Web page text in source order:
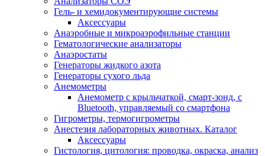
Гель- и хемидокументирующие системы
Аксессуары
Анаэробные и микроаэрофильные станции
Гематологические анализаторы
Анаэростаты
Генераторы жидкого азота
Генераторы сухого льда
Анемометры
Анемометр с крыльчаткой, смарт-зонд, с
Bluetooth, управляемый со смартфона
Гигрометры, термогигрометры
Анестезия лабораторных животных. Каталог
Аксессуары
Гистология, цитология: проводка, окраска, анализ